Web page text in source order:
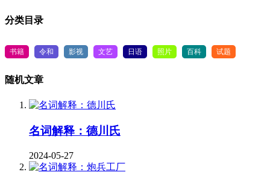
分类目录
书籍 令和 影视 文艺 日语 照片 百科 试题
随机文章
名词解释：德川氏
2024-05-27